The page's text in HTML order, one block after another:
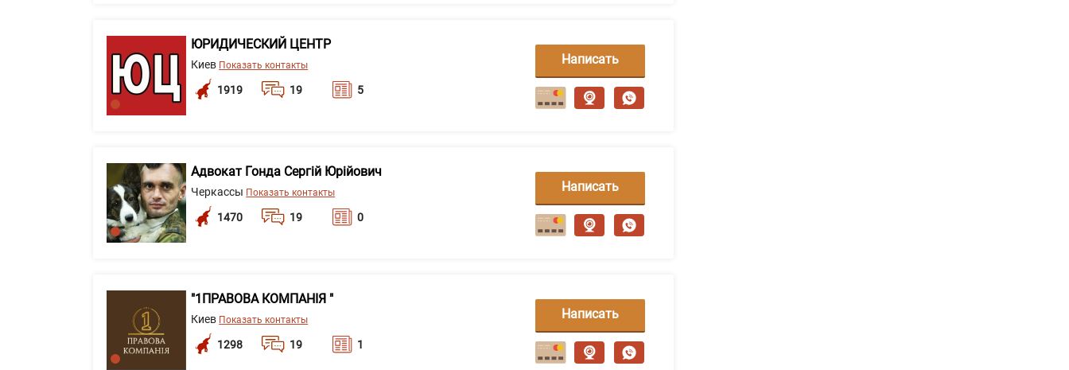
ЮРИДИЧЕСКИЙ ЦЕНТР
Киев Показать контакты
1919 19 5
Написать
сообщение
Адвокат Гонда Сергій Юрійович
Черкассы Показать контакты
1470 19 0
Написать
сообщение
"1ПРАВОВА КОМПАНІЯ "
Киев Показать контакты
1298 19 1
Написать
сообщение